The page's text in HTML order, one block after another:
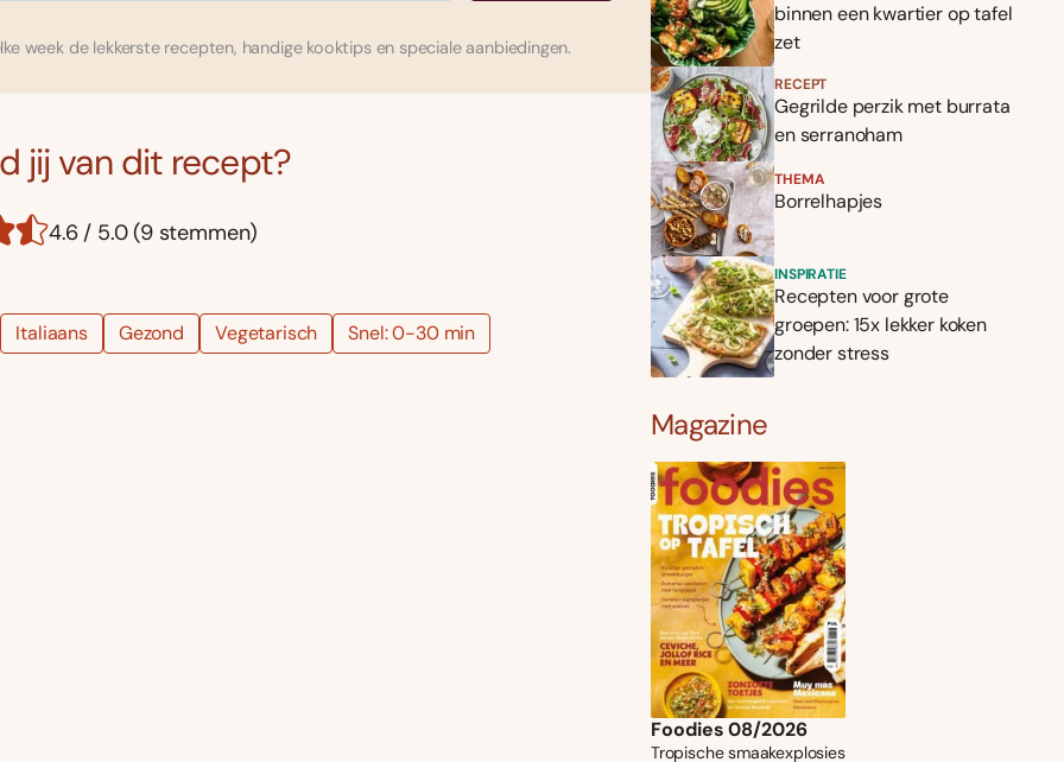
week de lekkerste recepten, handige kooktips en speciale aanbiedingen.
jij van dit recept?
4.6 / 5.0 (9 stemmen)
Italiaans Gezond Vegetarisch Snel: 0-30 min
binnen een kwartier op tafel
zet
RECEPT
Gegrilde perzik met burrata
en serranoham
THEMA
Borrelhapjes
INSPIRATIE
Recepten voor grote
groepen: 15x lekker koken
zonder stress
Magazine
Foodies 08/2026
Tropische smaakexplosies